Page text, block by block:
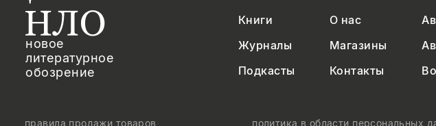
новое
литературное
обозрение
Книги О нас
Журналы
Магазины
Подкасты
Контакты
правила продажи товаров политика в области персональных